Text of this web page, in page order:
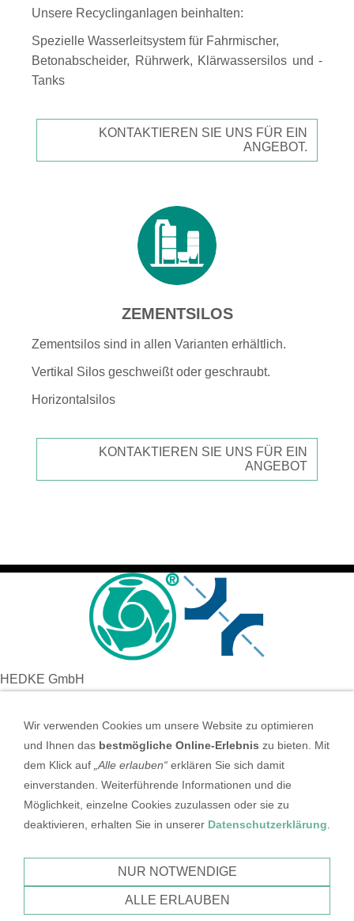
Unsere Recyclinganlagen beinhalten:
Spezielle Wasserleitsystem für Fahrmischer,
Betonabscheider, Rührwerk, Klärwassersilos und -
Tanks
KONTAKTIEREN SIE UNS FÜR EIN
ANGEBOT.
ZEMENTSILOS
Zementsilos sind in allen Varianten erhältlich.
Vertikal Silos geschweißt oder geschraubt.
Horizontalsilos
KONTAKTIEREN SIE UNS FÜR EIN
ANGEBOT
HEDKE GmbH
Süddeutschland
Tel: +49 (0931) 46 54 95 95
e-mail: info@orumischer.de
web: www.orumischer.de
Datenschutzerklärung
Wir verwenden Cookies um unsere Website zu optimieren
und Ihnen das bestmögliche Online-Erlebnis zu bieten. Mit
dem Klick auf „Alle erlauben“ erklären Sie sich damit
einverstanden. Weiterführende Informationen und die
Möglichkeit, einzelne Cookies zuzulassen oder sie zu
deaktivieren, erhalten Sie in unserer Datenschutzerklärung
NUR NOTWENDIGE
ALLE ERLAUBEN